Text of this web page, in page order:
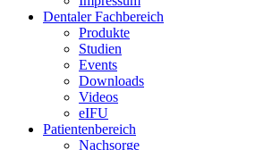
Dentaler Fachbereich
Produkte
Studien
Events
Downloads
Videos
eIFU
Patientenbereich
Nachsorge